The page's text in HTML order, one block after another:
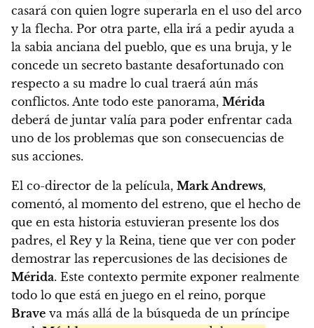
casará con quien logre superarla en el uso del arco
y la flecha. Por otra parte, ella irá a pedir ayuda a
la sabia anciana del pueblo, que es una bruja, y le
concede un secreto bastante desafortunado con
respecto a su madre lo cual traerá aún más
conflictos. Ante todo este panorama, Mérida
deberá de juntar valía para poder enfrentar cada
uno de los problemas que son consecuencias de
sus acciones.
El co-director de la película, Mark Andrews,
comentó, al momento del estreno, que el hecho de
que en esta historia estuvieran presente los dos
padres, el Rey y la Reina, tiene que ver con poder
demostrar las repercusiones de las decisiones de
Mérida. Este contexto permite exponer realmente
todo lo que está en juego en el reino, porque
Brave va más allá de la búsqueda de un príncipe